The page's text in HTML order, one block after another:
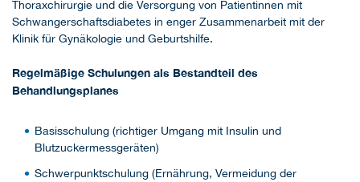
Thoraxchirurgie und die Versorgung von Patientinnen mit
Schwangerschaftsdiabetes in enger Zusammenarbeit mit der
Klinik für Gynäkologie und Geburtshilfe.
Regelmäßige Schulungen als Bestandteil des
Behandlungsplanes
Basisschulung (richtiger Umgang mit Insulin und
Blutzuckermessgeräten)
Schwerpunktschulung (Ernährung, Vermeidung der